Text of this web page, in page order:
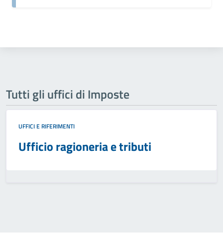
Tutti gli uffici di Imposte
UFFICI E RIFERIMENTI
Ufficio ragioneria e tributi